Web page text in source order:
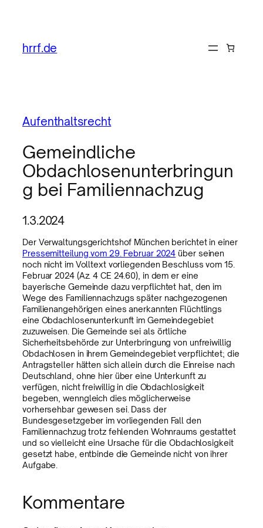
hrrf.de
Aufenthaltsrecht
Gemeindliche
Obdachlosenunterbringun
g bei Familiennachzug
1.3.2024
Der Verwaltungsgerichtshof München berichtet in einer
Pressemitteilung vom 29. Februar 2024 über seinen
noch nicht im Volltext vorliegenden Beschluss vom 15.
Februar 2024 (Az. 4 CE 24.60), in dem er eine
bayerische Gemeinde dazu verpflichtet hat, den im
Wege des Familiennachzugs später nachgezogenen
Familienangehörigen eines anerkannten Flüchtlings
eine Obdachlosenunterkunft im Gemeindegebiet
zuzuweisen. Die Gemeinde sei als örtliche
Sicherheitsbehörde zur Unterbringung von unfreiwillig
Obdachlosen in ihrem Gemeindegebiet verpflichtet; die
Antragsteller hätten sich allein durch die Einreise nach
Deutschland, ohne hier über eine Unterkunft zu
verfügen, nicht freiwillig in die Obdachlosigkeit
begeben, wenngleich dies möglicherweise
vorhersehbar gewesen sei. Dass der
Bundesgesetzgeber im vorliegenden Fall den
Familiennachzug trotz fehlenden Wohnraums gestattet
und so vielleicht eine Ursache für die Obdachlosigkeit
gesetzt habe, entbinde die Gemeinde nicht von ihrer
Aufgabe.
Kommentare